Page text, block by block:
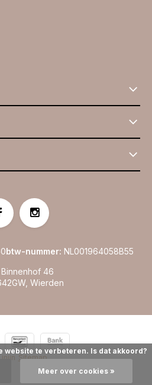
Binnenhof 46
Wierden
btw-nummer: NL001964058B55
Sitemap
website te verbeteren. Is dat akkoord?
Meer over cookies »